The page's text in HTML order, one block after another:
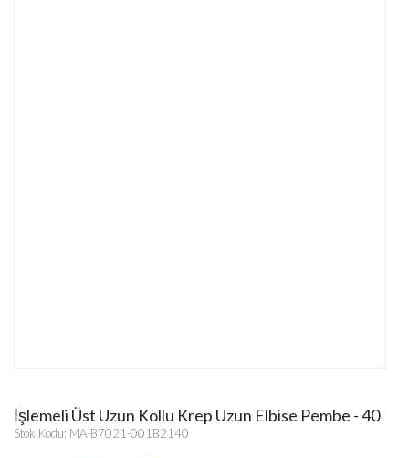
İşlemeli Üst Uzun Kollu Krep Uzun Elbise Pembe - 40
Stok Kodu: MA-B7021-001B2140